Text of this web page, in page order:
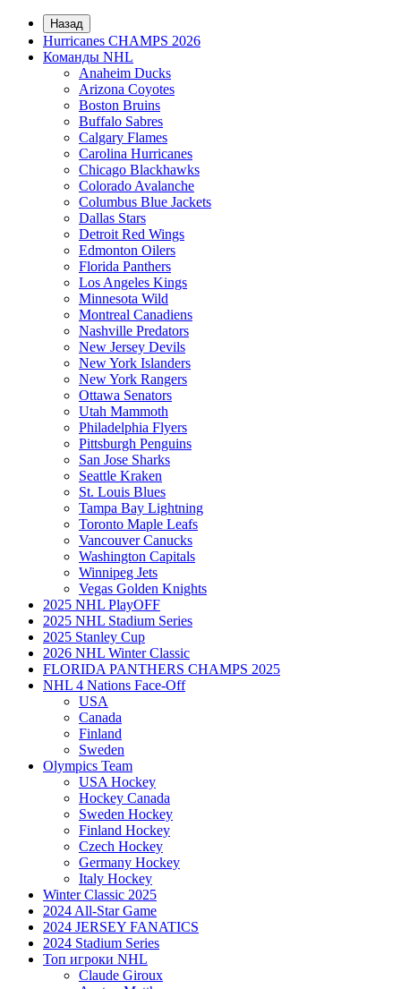
Назад
Hurricanes CHAMPS 2026
Команды NHL
Anaheim Ducks
Arizona Coyotes
Boston Bruins
Buffalo Sabres
Calgary Flames
Carolina Hurricanes
Chicago Blackhawks
Colorado Avalanche
Columbus Blue Jackets
Dallas Stars
Detroit Red Wings
Edmonton Oilers
Florida Panthers
Los Angeles Kings
Minnesota Wild
Montreal Canadiens
Nashville Predators
New Jersey Devils
New York Islanders
New York Rangers
Ottawa Senators
Utah Mammoth
Philadelphia Flyers
Pittsburgh Penguins
San Jose Sharks
Seattle Kraken
St. Louis Blues
Tampa Bay Lightning
Toronto Maple Leafs
Vancouver Canucks
Washington Capitals
Winnipeg Jets
Vegas Golden Knights
2025 NHL PlayOFF
2025 NHL Stadium Series
2025 Stanley Cup
2026 NHL Winter Classic
FLORIDA PANTHERS CHAMPS 2025
NHL 4 Nations Face-Off
USA
Canada
Finland
Sweden
Olympics Team
USA Hockey
Hockey Canada
Sweden Hockey
Finland Hockey
Czech Hockey
Germany Hockey
Italy Hockey
Winter Classic 2025
2024 All-Star Game
2024 JERSEY FANATICS
2024 Stadium Series
Топ игроки NHL
Claude Giroux